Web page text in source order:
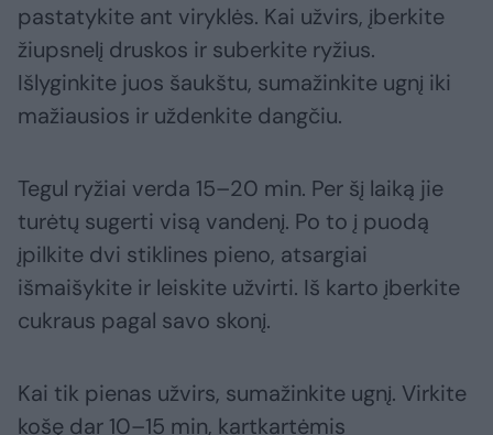
pastatykite ant viryklės. Kai užvirs, įberkite
žiupsnelį druskos ir suberkite ryžius.
Išlyginkite juos šaukštu, sumažinkite ugnį iki
mažiausios ir uždenkite dangčiu.
Tegul ryžiai verda 15–20 min. Per šį laiką jie
turėtų sugerti visą vandenį. Po to į puodą
įpilkite dvi stiklines pieno, atsargiai
išmaišykite ir leiskite užvirti. Iš karto įberkite
cukraus pagal savo skonį.
Kai tik pienas užvirs, sumažinkite ugnį. Virkite
košę dar 10–15 min, kartkartėmis